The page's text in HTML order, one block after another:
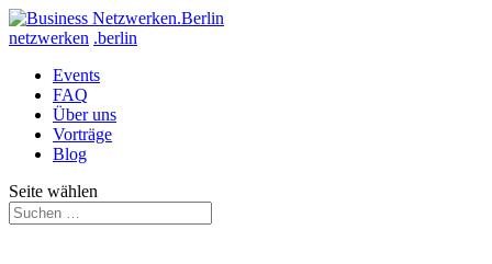
netzwerken .berlin
Events
FAQ
Über uns
Vorträge
Blog
Seite wählen